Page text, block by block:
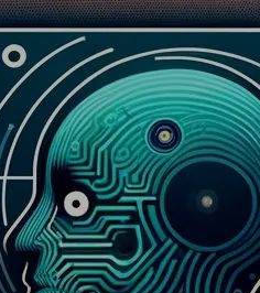
Over ons 🇳🇱 Nederlands